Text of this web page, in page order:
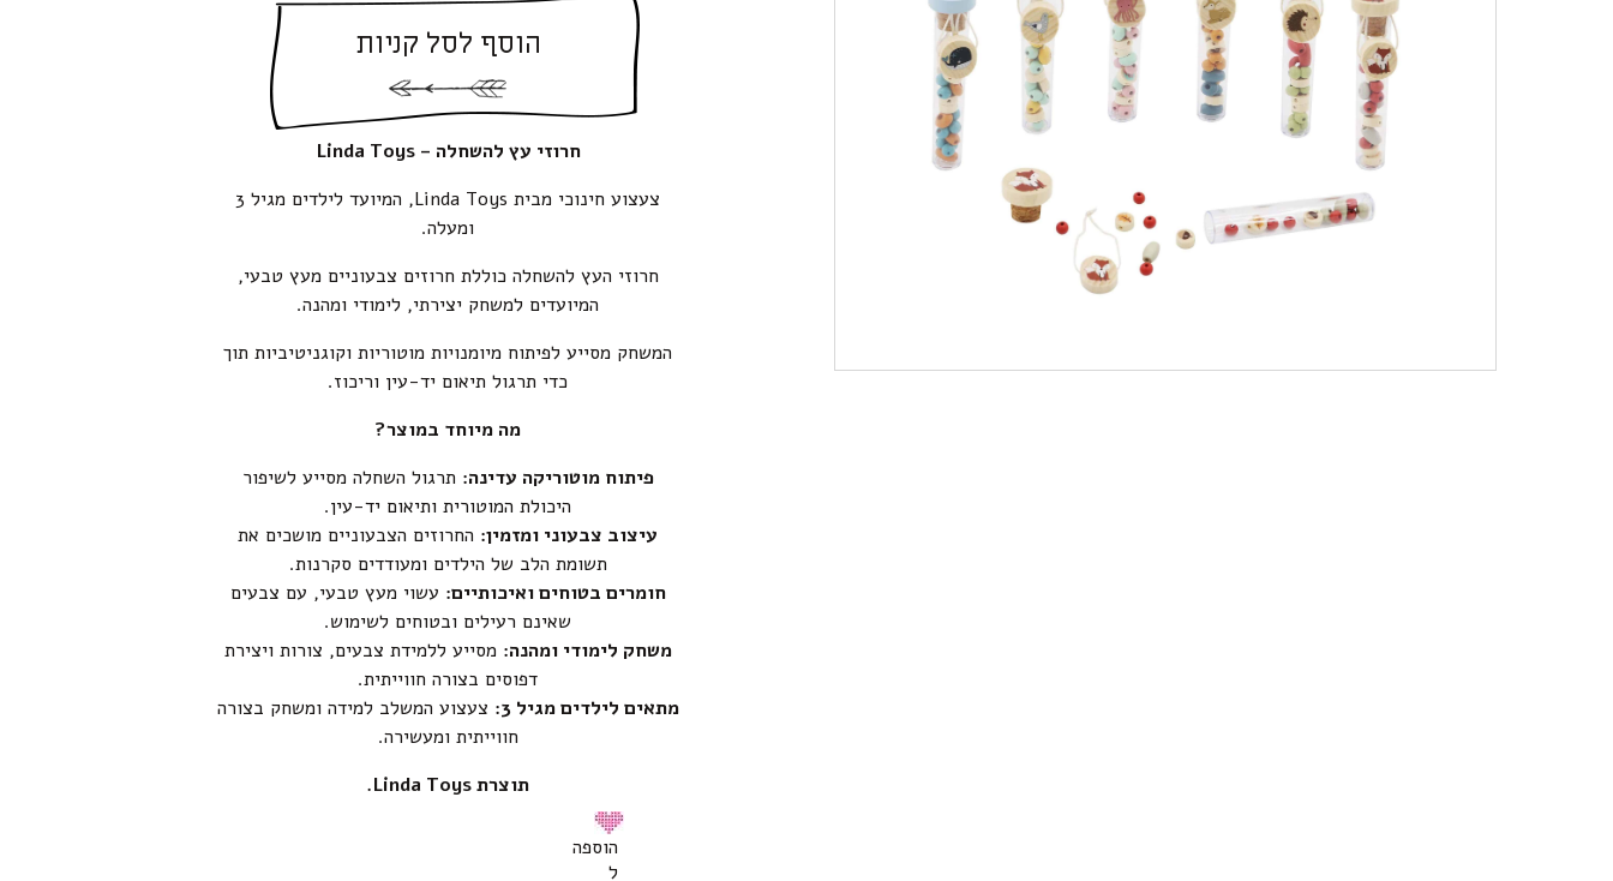
הוסף לסל קניות
חרוזי עץ להשחלה – Linda Toys
צעצוע חינוכי מבית Linda Toys, המיועד לילדים מגיל 3
ומעלה.
חרוזי העץ להשחלה כוללת חרוזים צבעוניים מעץ טבעי,
המיועדים למשחק יצירתי, לימודי ומהנה.
המשחק מסייע לפיתוח מיומנויות מוטוריות וקוגניטיביות תוך
כדי תרגול תיאום יד-עין וריכוז.
מה מיוחד במוצר?
פיתוח מוטוריקה עדינה: תרגול השחלה מסייע לשיפור
היכולת המוטורית ותיאום יד-עין.
עיצוב צבעוני ומזמין: החרוזים הצבעוניים מושכים את
תשומת הלב של הילדים ומעודדים סקרנות.
חומרים בטוחים ואיכותיים: עשוי מעץ טבעי, עם צבעים
שאינם רעילים ובטוחים לשימוש.
משחק לימודי ומהנה: מסייע ללמידת צבעים, צורות ויצירת
דפוסים בצורה חווייתית.
מתאים לילדים מגיל 3:
צעצוע המשלב למידה ומשחק בצורה
חווייתית ומעשירה.
תוצרת Linda Toys.
הוספה
ל